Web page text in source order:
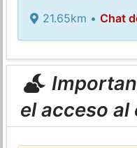
21.65km • Chat
el acceso al